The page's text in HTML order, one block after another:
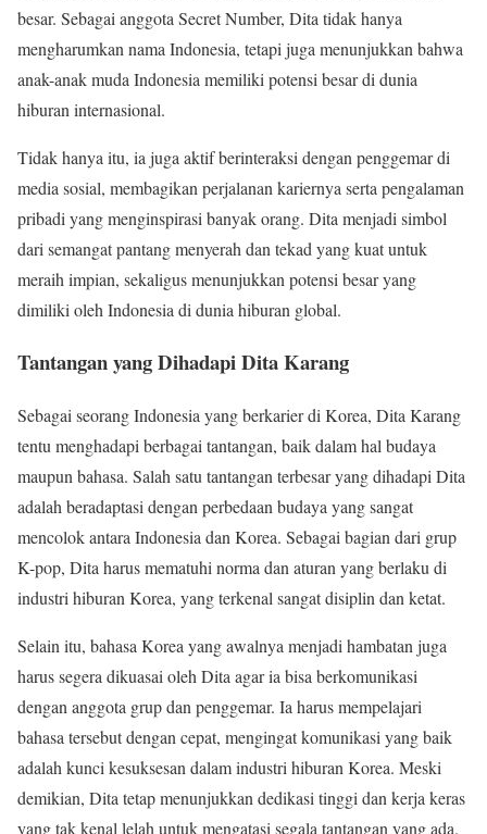
besar. Sebagai anggota Secret Number, Dita tidak hanya
mengharumkan nama Indonesia, tetapi juga menunjukkan bahwa
anak-anak muda Indonesia memiliki potensi besar di dunia
hiburan internasional.
Tidak hanya itu, ia juga aktif berinteraksi dengan penggemar di
media sosial, membagikan perjalanan kariernya serta pengalaman
pribadi yang menginspirasi banyak orang. Dita menjadi simbol
dari semangat pantang menyerah dan tekad yang kuat untuk
meraih impian, sekaligus menunjukkan potensi besar yang
dimiliki oleh Indonesia di dunia hiburan global.
Tantangan yang Dihadapi Dita Karang
Sebagai seorang Indonesia yang berkarier di Korea, Dita Karang
tentu menghadapi berbagai tantangan, baik dalam hal budaya
maupun bahasa. Salah satu tantangan terbesar yang dihadapi Dita
adalah beradaptasi dengan perbedaan budaya yang sangat
mencolok antara Indonesia dan Korea. Sebagai bagian dari grup
K-pop, Dita harus mematuhi norma dan aturan yang berlaku di
industri hiburan Korea, yang terkenal sangat disiplin dan ketat.
Selain itu, bahasa Korea yang awalnya menjadi hambatan juga
harus segera dikuasai oleh Dita agar ia bisa berkomunikasi
dengan anggota grup dan penggemar. Ia harus mempelajari
bahasa tersebut dengan cepat, mengingat komunikasi yang baik
adalah kunci kesuksesan dalam industri hiburan Korea. Meski
demikian, Dita tetap menunjukkan dedikasi tinggi dan kerja keras
yang tak kenal lelah untuk mengatasi segala tantangan yang ada.